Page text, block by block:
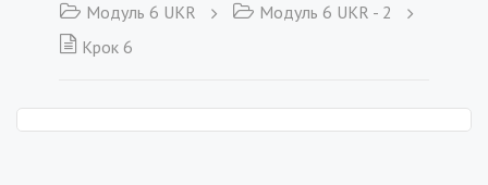
Модуль 6 UKR
Модуль 6 UKR - 2
Крок 6